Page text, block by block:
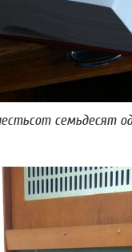
семьдесят